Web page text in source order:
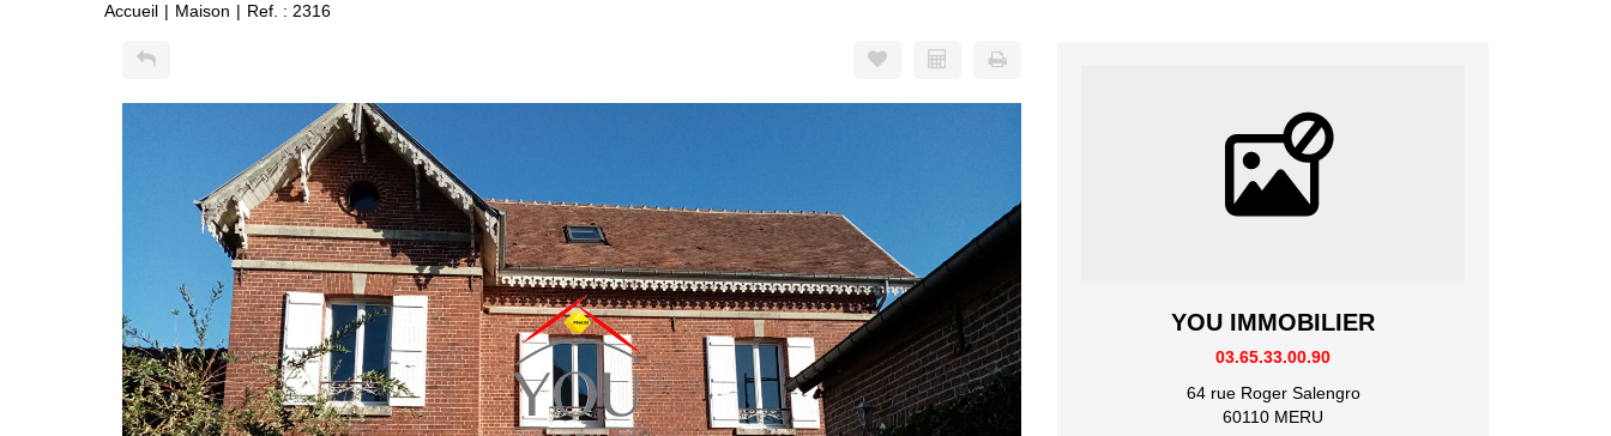
Accueil Maison Ref. : 2316
YOU IMMOBILIER
03.65.33.00.90
64 rue Roger Salengro
60110 MERU